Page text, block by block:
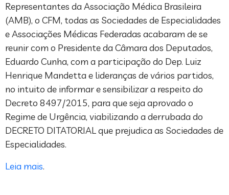
Representantes da Associação Médica Brasileira
(AMB), o CFM, todas as Sociedades de Especialidades
e Associações Médicas Federadas acabaram de se
reunir com o Presidente da Câmara dos Deputados,
Eduardo Cunha, com a participação do Dep. Luiz
Henrique Mandetta e lideranças de vários partidos,
no intuito de informar e sensibilizar a respeito do
Decreto 8497/2015, para que seja aprovado o
Regime de Urgência, viabilizando a derrubada do
DECRETO DITATORIAL que prejudica as Sociedades de
Especialidades.
Leia mais.